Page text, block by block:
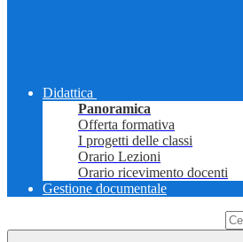
Didattica
Panoramica
Offerta formativa
I progetti delle classi
Orario Lezioni
Orario ricevimento docenti
Gestione documentale